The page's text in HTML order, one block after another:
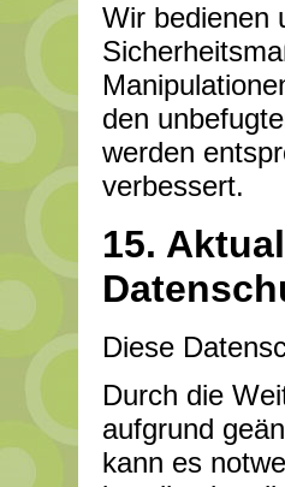
Wir bedienen
den
werden
verbessert.
15.
Diese
Durch die
aufgrund
kann es